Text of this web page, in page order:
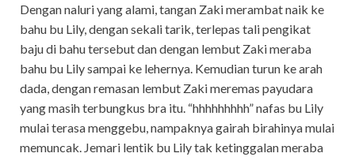
Dengan naluri yang alami, tangan Zaki merambat naik ke
bahu bu Lily, dengan sekali tarik, terlepas tali pengikat
baju di bahu tersebut dan dengan lembut Zaki meraba
bahu bu Lily sampai ke lehernya. Kemudian turun ke arah
dada, dengan remasan lembut Zaki meremas payudara
yang masih terbungkus bra itu. “hhhhhhhhh” nafas bu Lily
mulai terasa menggebu, nampaknya gairah birahinya mulai
memuncak. Jemari lentik bu Lily tak ketinggalan meraba